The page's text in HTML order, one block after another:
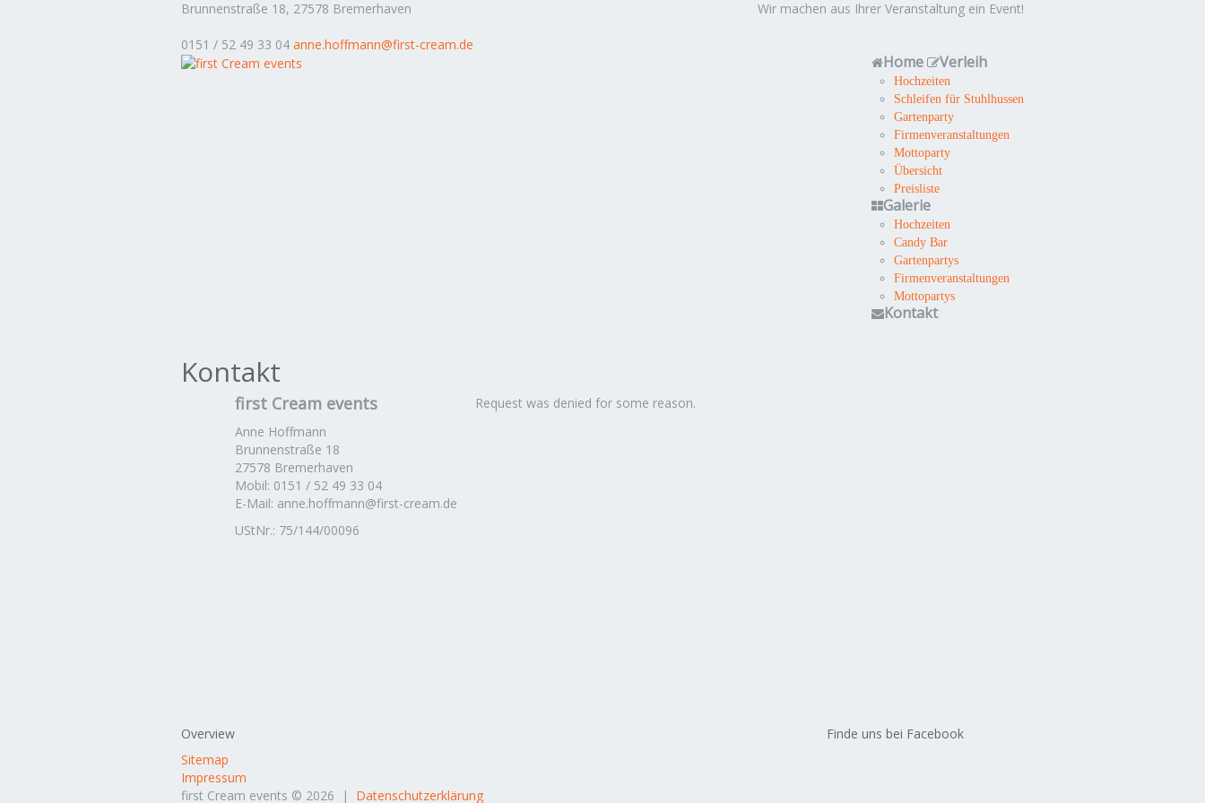
Brunnenstraße 18, 27578 Bremerhaven
0151 / 52 49 33 04 anne.hoffmann@first-cream.de
Wir machen aus Ihrer Veranstaltung ein Event!
Home Verleih
Hochzeiten
Schleifen für Stuhlhussen
Gartenparty
Firmenveranstaltungen
Mottoparty
Übersicht
Preisliste
Galerie
Hochzeiten
Candy Bar
Gartenpartys
Firmenveranstaltungen
Mottopartys
Kontakt
Kontakt
first Cream events
Anne Hoffmann
Brunnenstraße 18
27578 Bremerhaven
Mobil: 0151 / 52 49 33 04
E-Mail: anne.hoffmann@first-cream.de
UStNr.: 75/144/00096
Request was denied for some reason.
Overview
Sitemap
Impressum
Finde uns bei Facebook
first Cream events © 2026 | Datenschutzerklärung